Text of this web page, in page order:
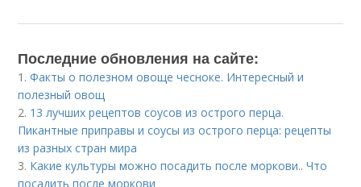
Последние обновления на сайте:
1.Факты о полезном овоще чесноке. Интересный и
полезный овощ
2. 13 лучших рецептов соусов из острого перца.
Пикантные приправы и соусы из острого перца: рецепты
из разных стран мира
3. Какие культуры можно посадить после моркови.. Что
посадить после моркови